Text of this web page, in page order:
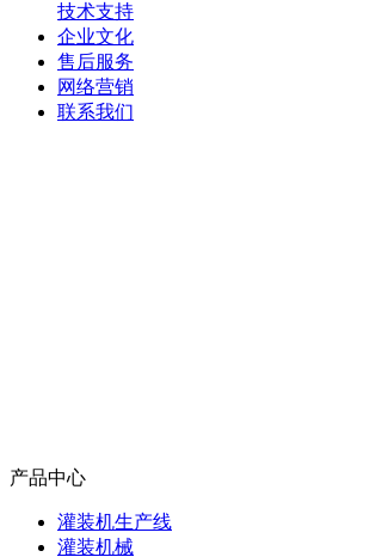
技术支持
企业文化
售后服务
网络营销
联系我们
产品中心
灌装机生产线
灌装机械